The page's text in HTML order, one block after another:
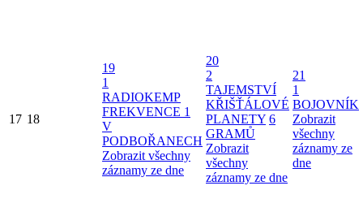
17 18
19
1
RADIOKEMP
FREKVENCE 1
V
PODBOŘANECH
Zobrazit všechny
záznamy ze dne
20
2
TAJEMSTVÍ
KŘIŠŤÁLOVÉ
PLANETY 6
GRAMŮ
Zobrazit
všechny
záznamy ze dne
21
1
BOJOVNÍK
Zobrazit
všechny
záznamy ze
dne